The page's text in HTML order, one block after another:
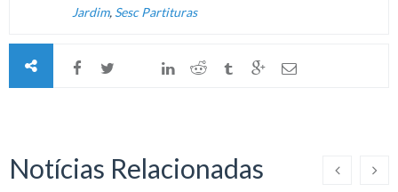
Jardim, Sesc Partituras
Notícias Relacionadas